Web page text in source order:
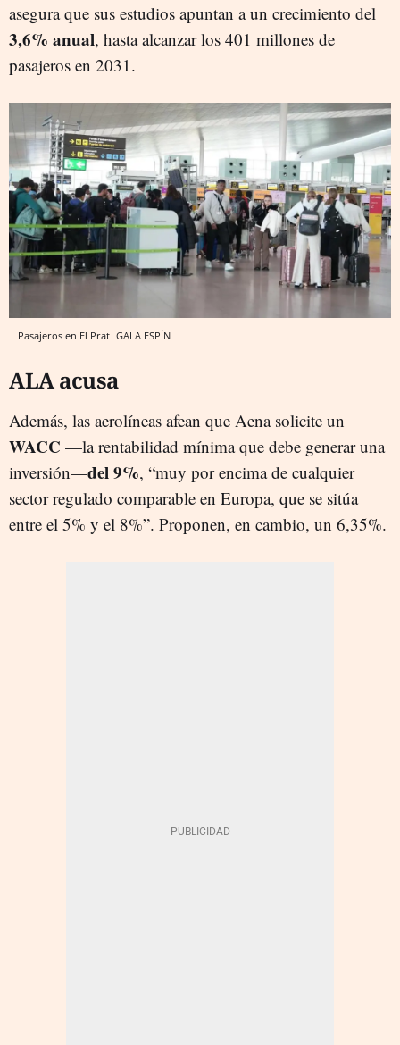
asegura que sus estudios apuntan a un crecimiento del
3,6% anual, hasta alcanzar los 401 millones de
pasajeros en 2031.
Pasajeros en El Prat GALA ESPÍN
ALA acusa
Además, las aerolíneas afean que Aena solicite un
WACC —la rentabilidad mínima que debe generar una
inversión—del 9%, “muy por encima de cualquier
sector regulado comparable en Europa, que se sitúa
entre el 5% y el 8%”. Proponen, en cambio, un 6,35%.